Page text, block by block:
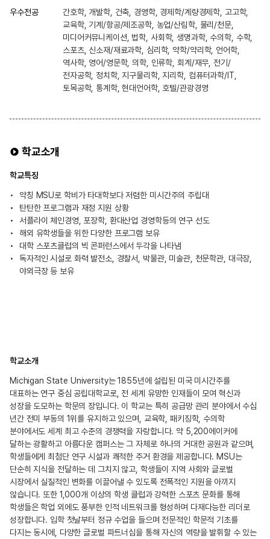
우수전공
간호학, 개발학, 건축, 경영학, 경제학/계량경제학, 고고학,
교육학, 기계/항공/제조공학, 농업/산림학, 물리/천문,
미디어커뮤니케이션, 법학, 사회학, 생명과학, 수의학, 수학,
스포츠, 신소재/재료과학, 심리학, 약학/약리학, 언어학,
역사학, 영어/영문학, 의학, 인류학, 회계/재무, 전기/
전자공학, 정치학, 지구물리학, 지리학, 컴퓨터과학/IT,
토목공학, 통계학, 현대언어학, 호텔/관광경영
학교소개
학교특징
약칭 MSU로 학비가 타대학보다 저렴한 미시간주의 주립대
탄탄한 프로그램과 재정 지원 상황
서플라이 체인경영, 포장학, 환대산업 경영학등의 연구 선도
해외 유학생들을 위한 다양한 프로그램 보유
대학 스포츠클럽의 빅 콘퍼런스에서 두각을 나타냄
독자적인 시설로 화력 발전소, 경찰서, 박물관, 미술관, 천문학관, 대극장,
야외극장 등 보유
학교소개
Michigan State University는 1855년에 설립된 미국 미시간주를
대표하는 연구 중심 공립대학교로, 전 세계 유망한 인재들이 모여 혁신과
성장을 도모하는 학문의 장입니다. 이 학교는 특히 공급망 관리 분야에서 수십
년간 전미 부동의 1위를 유지하고 있으며, 교육학, 패키징학, 수의학
분야에서도 세계 최고 수준의 경쟁력을 자랑합니다. 약 5,200에이커에
달하는 광활하고 아름다운 캠퍼스는 그 자체로 하나의 거대한 공원과 같으며,
학생들에게 최첨단 연구 시설과 쾌적한 주거 환경을 제공합니다. MSU는
단순히 지식을 전달하는 데 그치지 않고, 학생들이 지역 사회와 글로벌
시장에서 실질적인 변화를 이끌어낼 수 있도록 전폭적인 지원을 아끼지
않습니다. 또한 1,000개 이상의 학생 클럽과 강력한 스포츠 문화를 통해
학생들은 학업 외에도 풍부한 인적 네트워크를 형성하며 다재다능한 리더로
성장합니다. 입학 첫날부터 정규 수업을 들으며 전문적인 학문적 기초를
다지는 동시에, 다양한 글로벌 파트너십을 통해 자신의 역량을 발휘할 수 있는